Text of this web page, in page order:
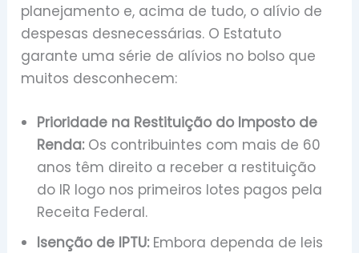
planejamento e, acima de tudo, o alívio de
despesas desnecessárias. O Estatuto
garante uma série de alívios no bolso que
muitos desconhecem:
Prioridade na Restituição do Imposto de
Renda:Os contribuintes com mais de 60
anos têm direito a receber a restituição
do IR logo nos primeiros lotes pagos pela
Receita Federal.
Isenção de IPTU:Embora dependa de leis